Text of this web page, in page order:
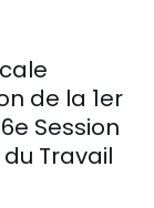
de la 1er
Session
Travail